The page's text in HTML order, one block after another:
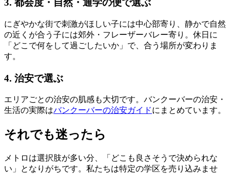
3. 都会度・自然・通学の便で選ぶ
にぎやかな街で刺激がほしい子には中心部寄り、静かで自然
の近くが合う子には郊外・フレーザーバレー寄り。休日に
「どこで何をして過ごしたいか」で、合う場所が変わりま
す。
4. 治安で選ぶ
エリアごとの治安の肌感も大切です。バンクーバーの治安・
生活の実際はバンクーバーの治安ガイドにまとめています。
それでも迷ったら
メトロは選択肢が多い分、「どこも良さそうで決められな
い」となりがちです。私たちは特定の学区を売り込みませ